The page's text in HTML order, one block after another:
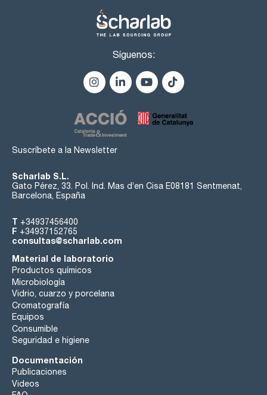
Síguenos:
Suscríbete a la Newsletter
Scharlab S.L.
Gato Pérez, 33. Pol. Ind. Mas d’en Cisa E08181 Sentmenat,
Barcelona, España
T +34937456400
F +34937152765
consultas@scharlab.com
Material de laboratorio
Productos químicos
Microbiología
Vidrio, cuarzo y porcelana
Cromatografía
Equipos
Consumible
Seguridad e higiene
Documentación
Publicaciones
Videos